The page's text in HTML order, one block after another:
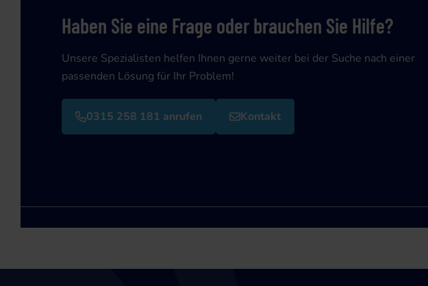
Haben Sie eine Frage oder brauchen Sie Hilfe?
Unsere Spezialisten helfen Ihnen gerne weiter bei der Suche nach einer
passenden Lösung für Ihr Problem!
0315 258 181 anrufen Kontakt